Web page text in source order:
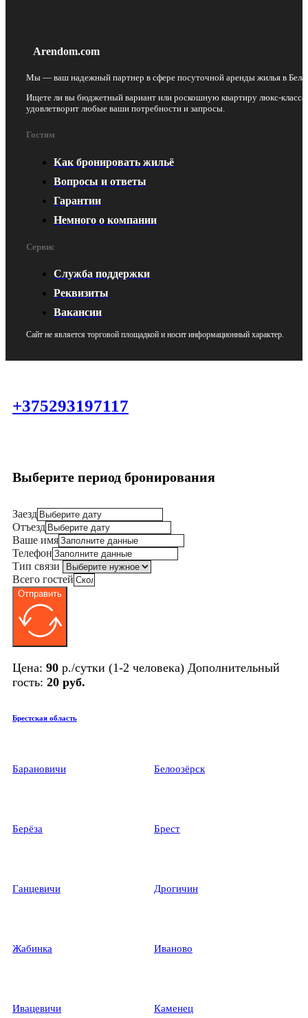
Arendom.com
Мы — ваш надежный партнер в сфере посуточной аренды жилья в
Ищете ли вы бюджетный вариант или роскошную квартиру люкс-
удовлетворит любые ваши потребности и запросы.
Гостям
Как бронировать жильё
Вопросы и ответы
Гарантии
Немного о компании
Сервис
Служба поддержки
Реквизиты
Вакансии
Сайт не является торговой площадкой и носит информационный характер.
+375293197117
Выберите период бронирования
Заезд
Отъезд
Ваше имя
Телефон
Тип связи
Всего гостей
Отправить
Цена: 90 р./сутки (1-2 человека) Дополнительный
гость: 20 руб.
Брестская область
Барановичи Белоозёрск
Берёза Брест
Ганцевичи Дрогичин
Жабинка Иваново
Ивацевичи Каменец